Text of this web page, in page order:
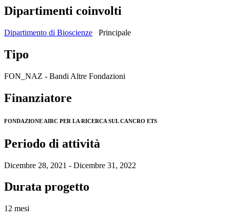
Dipartimenti coinvolti
Dipartimento di Bioscienze Principale
Tipo
FON_NAZ - Bandi Altre Fondazioni
Finanziatore
FONDAZIONE AIRC PER LA RICERCA SUL CANCRO ETS
Periodo di attività
Dicembre 28, 2021 - Dicembre 31, 2022
Durata progetto
12 mesi